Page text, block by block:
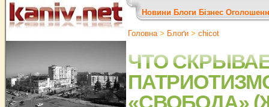
Новини Блоги Бізнес
Головна> Блоґи > chicot
ЧТО
«СВОБОДА»